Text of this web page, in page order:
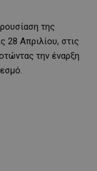
της
28 Απριλίου, στις
την έναρξη